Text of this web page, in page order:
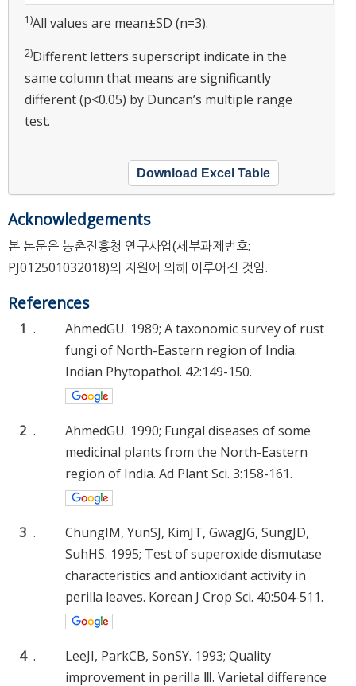
1)All values are mean±SD (n=3).
2)Different letters superscript indicate in the
same column that means are significantly
different (p<0.05) by Duncan’s multiple range
test.
Download Excel Table
Acknowledgements
본 논문은 농촌진흥청 연구사업(세부과제번호:
PJ012501032018)의 지원에 의해 이루어진 것임.
References
1 .
AhmedGU. 1989; A taxonomic survey of rust
fungi of North-Eastern region of India.
Indian Phytopathol. 42:149-150.
2 .
AhmedGU. 1990; Fungal diseases of some
medicinal plants from the North-Eastern
region of India. Ad Plant Sci. 3:158-161.
3 .
ChungIM, YunSJ, KimJT, GwagJG, SungJD,
SuhHS. 1995; Test of superoxide dismutase
characteristics and antioxidant activity in
perilla leaves. Korean J Crop Sci. 40:504-511.
4 .
LeeJI, ParkCB, SonSY. 1993; Quality
improvement in perilla Ⅲ. Varietal difference